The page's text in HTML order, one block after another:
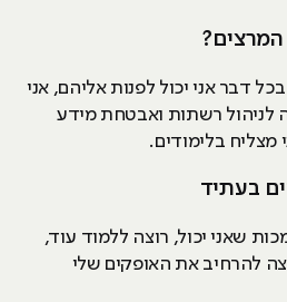
דבר אני יכול לפנות אליהם, אני
לניהול רשתות ואבטחת מידע
מצליח בלימודים.
בעתיד
שאני יכול, רוצה ללמוד עוד,
להרחיב את האופקים שלי